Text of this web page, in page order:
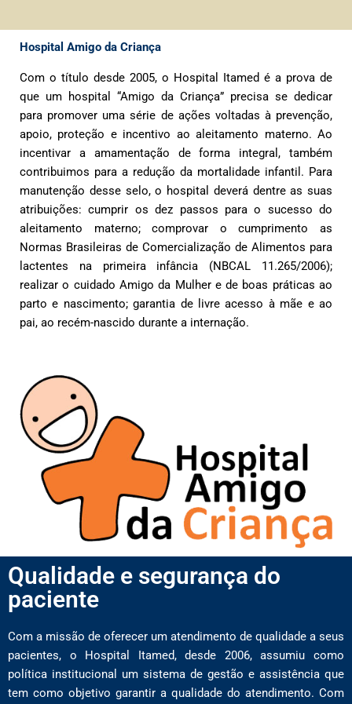
Hospital Amigo da Criança
Com o título desde 2005, o Hospital Itamed é a prova de
que um hospital “Amigo da Criança” precisa se dedicar
para promover uma série de ações voltadas à prevenção,
apoio, proteção e incentivo ao aleitamento materno. Ao
incentivar a amamentação de forma integral, também
contribuimos para a redução da mortalidade infantil. Para
manutenção desse selo, o hospital deverá dentre as suas
atribuições: cumprir os dez passos para o sucesso do
aleitamento materno; comprovar o cumprimento as
Normas Brasileiras de Comercialização de Alimentos para
lactentes na primeira infância (NBCAL 11.265/2006);
realizar o cuidado Amigo da Mulher e de boas práticas ao
parto e nascimento; garantia de livre acesso à mãe e ao
pai, ao recém-nascido durante a internação.
Qualidade e segurança do
paciente
Com a missão de oferecer um atendimento de qualidade a seus
pacientes, o Hospital Itamed, desde 2006, assumiu como
política institucional um sistema de gestão e assistência que
tem como objetivo garantir a qualidade do atendimento. Com